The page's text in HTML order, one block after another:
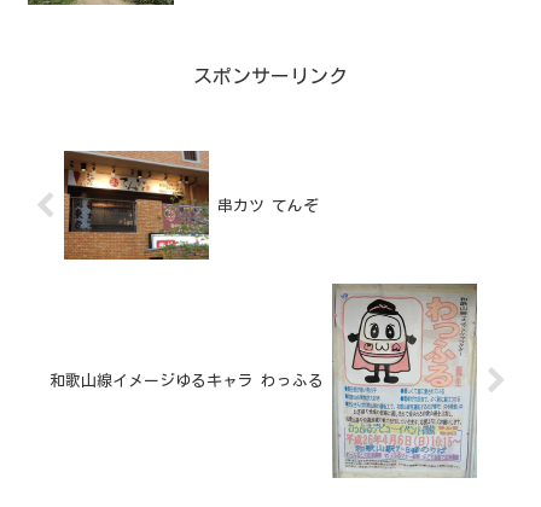
スポンサーリンク
串カツ てんぞ
和歌山線イメージゆるキャラ わっふる